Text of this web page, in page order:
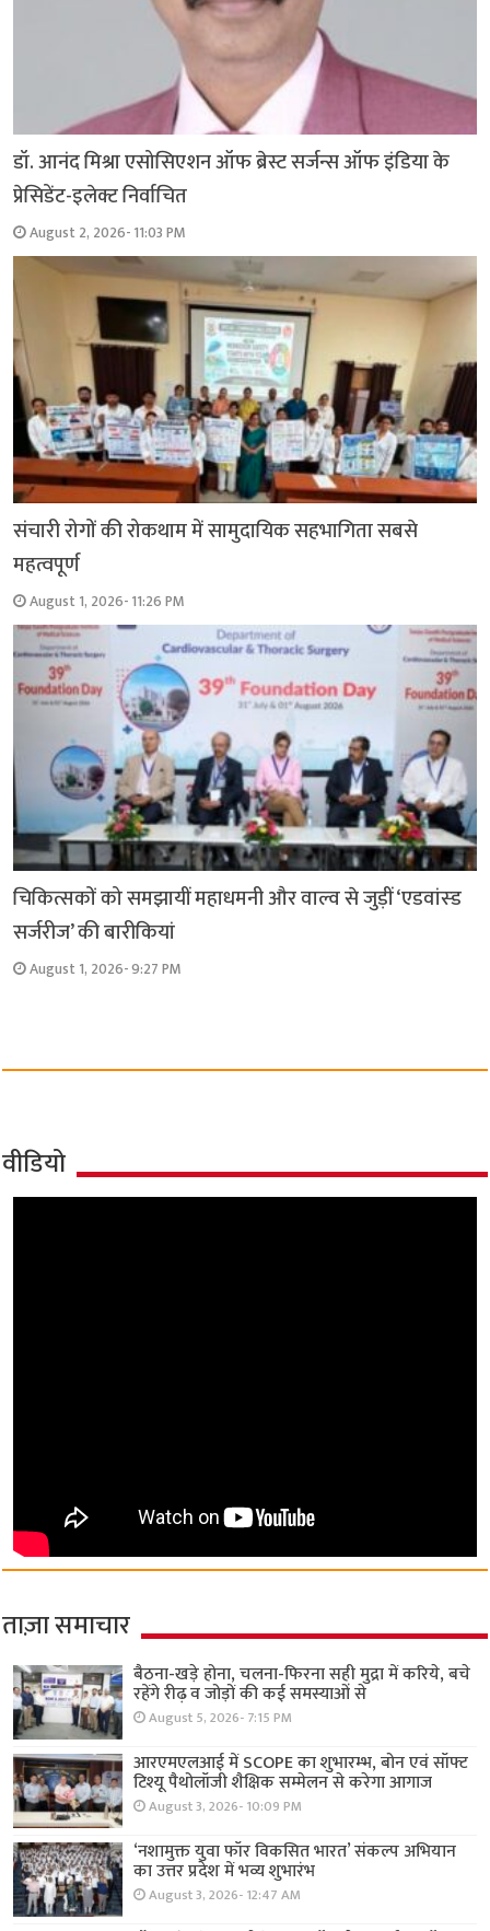
डॉ. आनंद मिश्रा एसोसिएशन ऑफ ब्रेस्ट सर्जन्स ऑफ इंडिया के
प्रेसिडेंट-इलेक्ट निर्वाचित
August 2, 2026- 11:03 PM
संचारी रोगों की रोकथाम में सामुदायिक सहभागिता सबसे
महत्वपूर्ण
August 1, 2026- 11:26 PM
चिकित्सकों को समझायीं महाधमनी और वाल्व से जुड़ीं ‘एडवांस्ड
सर्जरीज’ की बारीकियां
August 1, 2026- 9:27 PM
वीडियो
ताज़ा समाचार
बैठना-खड़े होना, चलना-फिरना सही मुद्रा में करिये, बचे
रहेंगे रीढ़ व जोड़ों की कई समस्याओं से
August 5, 2026- 7:15 PM
आरएमएलआई में SCOPE का शुभारम्भ, बोन एवं सॉफ्ट
टिश्यू पैथोलॉजी शैक्षिक सम्मेलन से करेगा आगाज
August 3, 2026- 10:09 PM
‘नशामुक्त युवा फॉर विकसित भारत’ संकल्प अभियान
का उत्तर प्रदेश में भव्य शुभारंभ
August 3, 2026- 12:47 AM